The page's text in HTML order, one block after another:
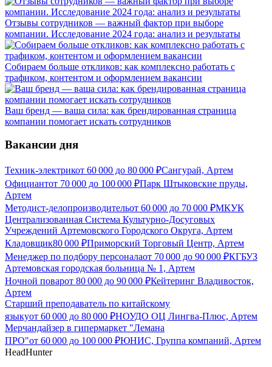
Отзывы сотрудников — важный фактор при выборе
компании. Исследование 2024 года: анализ и результаты
Собираем больше откликов: как комплексно работать с
трафиком, контентом и оформлением вакансии
Ваш бренд — ваша сила: как брендированная страница
компании помогает искать сотрудников
Вакансии дня
Техник-электрикот 60 000 до 80 000 ₽Сангурай, Артем
Официантот 70 000 до 100 000 ₽Парк Штыковские пруды,
Артем
Методист-делопроизводительот 60 000 до 70 000 ₽МКУК
Централизованная Система Культурно-Досуговых
Учреждений Артемовского Городского Округа, Артем
Кладовщик80 000 ₽Приморский Торговый Центр, Артем
Менеджер по подбору персоналаот 70 000 до 90 000 ₽КГБУЗ
Артемовская городская больница № 1, Артем
Ночной поварот 80 000 до 90 000 ₽Кейтеринг Владивосток,
Артем
Старший преподаватель по китайскому
языкуот 60 000 до 80 000 ₽НОУДО ОЦ Лингва-Плюс, Артем
Мерчандайзер в гипермаркет "Лемана
ПРО"от 60 000 до 100 000 ₽ЮНИС, Группа компаний, Артем
HeadHunter